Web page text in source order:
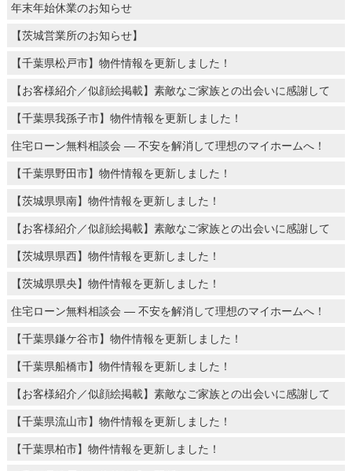
年末年始休業のお知らせ
【茨城営業所のお知らせ】
【千葉県松戸市】物件情報を更新しました！
【お客様紹介／似顔絵掲載】素敵なご家族との出会いに感謝して
【千葉県我孫子市】物件情報を更新しました！
住宅ローン無料相談会 ― 不安を解消して理想のマイホームへ！
【千葉県野田市】物件情報を更新しました！
【茨城県県南】物件情報を更新しました！
【お客様紹介／似顔絵掲載】素敵なご家族との出会いに感謝して
【茨城県県西】物件情報を更新しました！
【茨城県県央】物件情報を更新しました！
住宅ローン無料相談会 ― 不安を解消して理想のマイホームへ！
【千葉県鎌ケ谷市】物件情報を更新しました！
【千葉県船橋市】物件情報を更新しました！
【お客様紹介／似顔絵掲載】素敵なご家族との出会いに感謝して
【千葉県流山市】物件情報を更新しました！
【千葉県柏市】物件情報を更新しました！